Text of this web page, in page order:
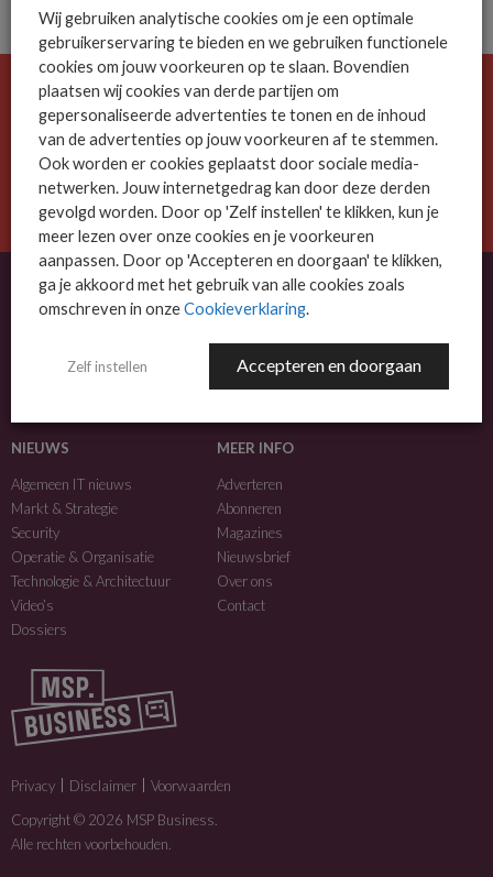
De ICT-wereld is snel. Mis niets.
Meld je nu aan voor de MSP Business nieuwsbrief.
AANMELDEN
MSP Business is het kennisplatform voor IT-dienstverleners met MKB-focus.
NIEUWS
Algemeen IT nieuws
Markt & Strategie
Security
Operatie & Organisatie
Technologie & Architectuur
Video’s
Dossiers
MEER INFO
Adverteren
Abonneren
Magazines
Nieuwsbrief
Over ons
Contact
Privacy Disclaimer
Voorwaarden
Copyright © 2026 MSP Business.
Alle rechten voorbehouden.
Wij gebruiken analytische cookies om je een optimale
gebruikerservaring te bieden en we gebruiken functionele
cookies om jouw voorkeuren op te slaan. Bovendien
plaatsen wij cookies van derde partijen om
gepersonaliseerde advertenties te tonen en de inhoud
van de advertenties op jouw voorkeuren af te stemmen.
Ook worden er cookies geplaatst door sociale media-
netwerken. Jouw internetgedrag kan door deze derden
gevolgd worden. Door op 'Zelf instellen' te klikken, kun je
meer lezen over onze cookies en je voorkeuren
aanpassen. Door op 'Accepteren en doorgaan' te klikken,
ga je akkoord met het gebruik van alle cookies zoals
omschreven in onzeCookieverklaring.
Zelf instellen Accepteren en doorgaan